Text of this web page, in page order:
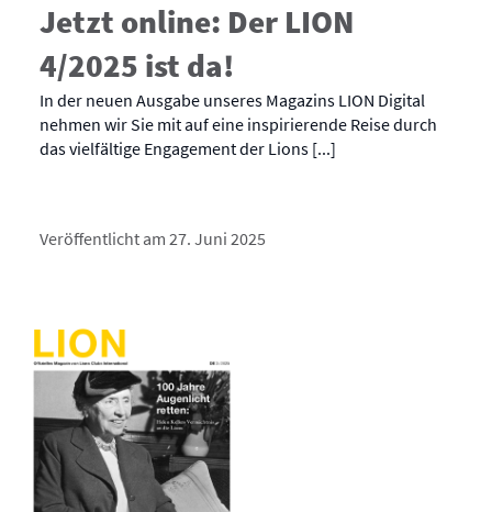
Jetzt online: Der LION
4/2025 ist da!
In der neuen Ausgabe unseres Magazins LION Digital
nehmen wir Sie mit auf eine inspirierende Reise durch
das vielfältige Engagement der Lions [...]
Veröffentlicht am 27. Juni 2025